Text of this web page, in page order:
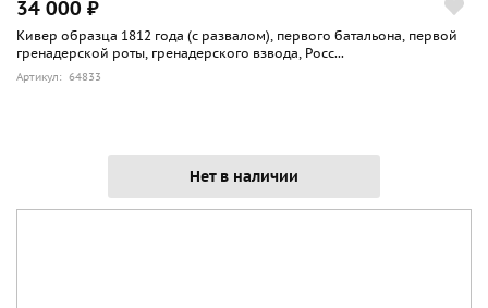
34 000 ₽
Кивер образца 1812 года (с развалом), первого батальона, первой
гренадерской роты, гренадерского взвода, Росс...
Артикул: 64833
Нет в наличии